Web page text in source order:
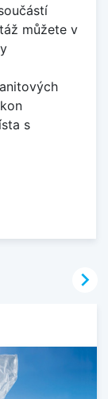
můžete v
s
